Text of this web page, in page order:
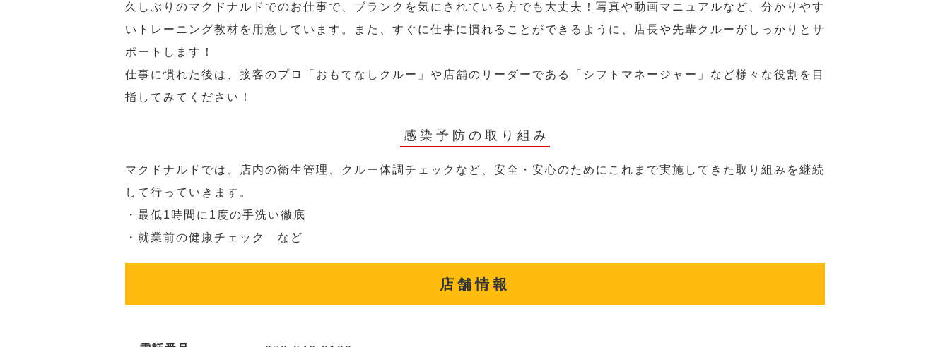
久しぶりのマクドナルドでのお仕事で、ブランクを気にされている方でも大丈夫！写真や動画マニュアルなど、分かりやす
いトレーニング教材を用意しています。また、すぐに仕事に慣れることができるように、店長や先輩クルーがしっかりとサ
ポートします！
仕事に慣れた後は、接客のプロ「おもてなしクルー」や店舗のリーダーである「シフトマネージャー」など様々な役割を目
指してみてください！
感染予防の取り組み
マクドナルドでは、店内の衛生管理、クルー体調チェックなど、安全・安心のためにこれまで実施してきた取り組みを継続
して行っていきます。
・最低1時間に1度の手洗い徹底
・就業前の健康チェック など
店舗情報